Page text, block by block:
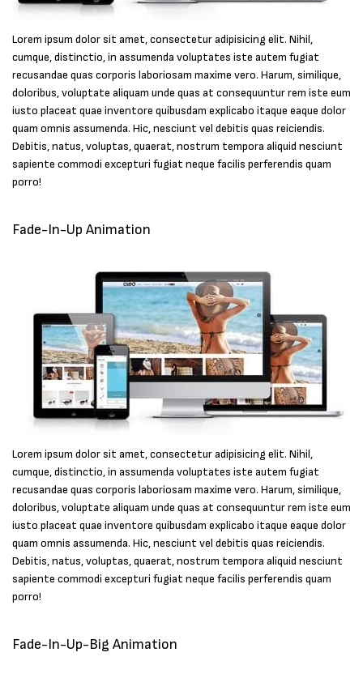
Lorem ipsum dolor sit amet, consectetur adipisicing elit. Nihil,
cumque, distinctio, in assumenda voluptates iste autem fugiat
recusandae quas corporis laboriosam maxime vero. Harum, similique,
doloribus, voluptate aliquam unde quas at consequuntur rem iste eum
iusto placeat quae inventore quibusdam explicabo itaque eaque dolor
quam omnis assumenda. Hic, nesciunt vel debitis quas reiciendis.
Debitis, natus, voluptas, quaerat, nostrum tempora aliquid nesciunt
sapiente commodi excepturi fugiat neque facilis perferendis quam
porro!
Fade-In-Up Animation
Lorem ipsum dolor sit amet, consectetur adipisicing elit. Nihil,
cumque, distinctio, in assumenda voluptates iste autem fugiat
recusandae quas corporis laboriosam maxime vero. Harum, similique,
doloribus, voluptate aliquam unde quas at consequuntur rem iste eum
iusto placeat quae inventore quibusdam explicabo itaque eaque dolor
quam omnis assumenda. Hic, nesciunt vel debitis quas reiciendis.
Debitis, natus, voluptas, quaerat, nostrum tempora aliquid nesciunt
sapiente commodi excepturi fugiat neque facilis perferendis quam
porro!
Fade-In-Up-Big Animation